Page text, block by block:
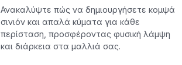
Ανακαλύψτε πώς να δημιουργήσετε κομψά
σινιόν και απαλά κύματα για κάθε
περίσταση, προσφέροντας φυσική λάμψη
και διάρκεια στα μαλλιά σας.